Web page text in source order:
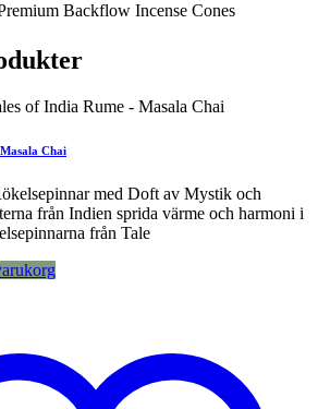
Backflow Incense Cones
Chai
med Doft av Mystik och
från Indien sprida värme och harmoni i
från Tale